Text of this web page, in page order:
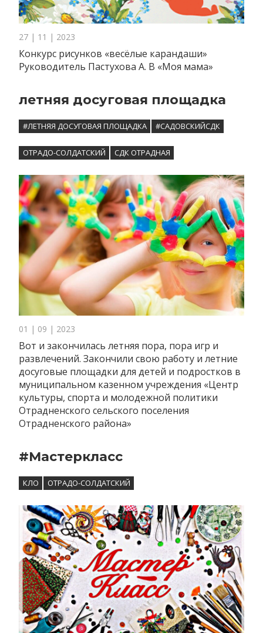
27 | 11 | 2023
Конкурс рисунков «весёлые карандаши»
Руководитель Пастухова А. В «Моя мама»
летняя досуговая площадка
#ЛЕТНЯЯ ДОСУГОВАЯ ПЛОЩАДКА #САДОВСКИЙСДК
ОТРАДО-СОЛДАТСКИЙ СДК ОТРАДНАЯ
01 | 09 | 2023
Вот и закончилась летняя пора, пора игр и
развлечений. Закончили свою работу и летние
досуговые площадки для детей и подростков в
муниципальном казенном учреждения «Центр
культуры, спорта и молодежной политики
Отрадненского сельского поселения
Отрадненского района»
#Мастеркласс
КЛО ОТРАДО-СОЛДАТСКИЙ